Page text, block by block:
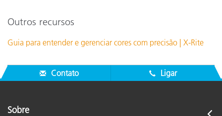
Outros recursos
Guia para entender e gerenciar cores com precisão | X-Rite
Contato Ligar
Sobre